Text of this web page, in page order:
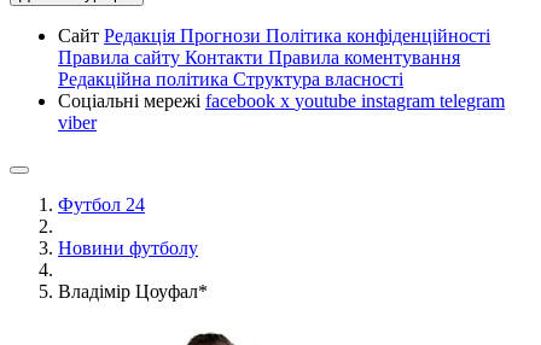
Сайт Редакція Прогнози Політика конфіденційності
Правила сайту Контакти Правила коментування
Редакційна політика Структура власності
Соціальні мережі facebook x youtube instagram telegram
viber
Футбол 24
Новини футболу
Владімір Цоуфал*